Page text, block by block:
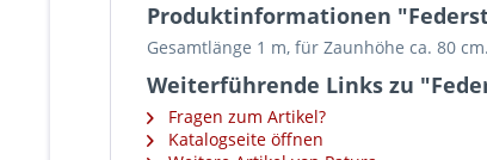
Produktinformationen
Gesamtlänge 1 m, für Zaunhöhe ca. 80 cm.
Weiterführende Links zu
Fragen zum Artikel?
Katalogseite öffnen